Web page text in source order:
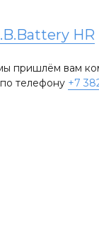
HR
мы пришлём вам
телефону +7